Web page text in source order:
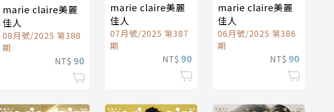
marie claire美麗
佳人
08月號/2025 第388
期
NT$ 90
marie claire美麗
佳人
07月號/2025 第387
期
NT$ 90
marie claire美麗
佳人
06月號/2025 第386
期
NT$ 90